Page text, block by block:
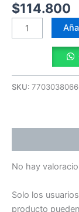
$114.800
SKU:
No hay
Solo los
producto